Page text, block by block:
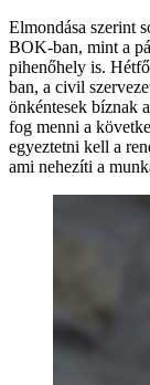
Elmondása szerint
BOK-ban, mint a
pihenőhely is.
ban, a civil
önkéntesek bíznak
fog menni a
egyeztetni kell a
ami nehezíti a